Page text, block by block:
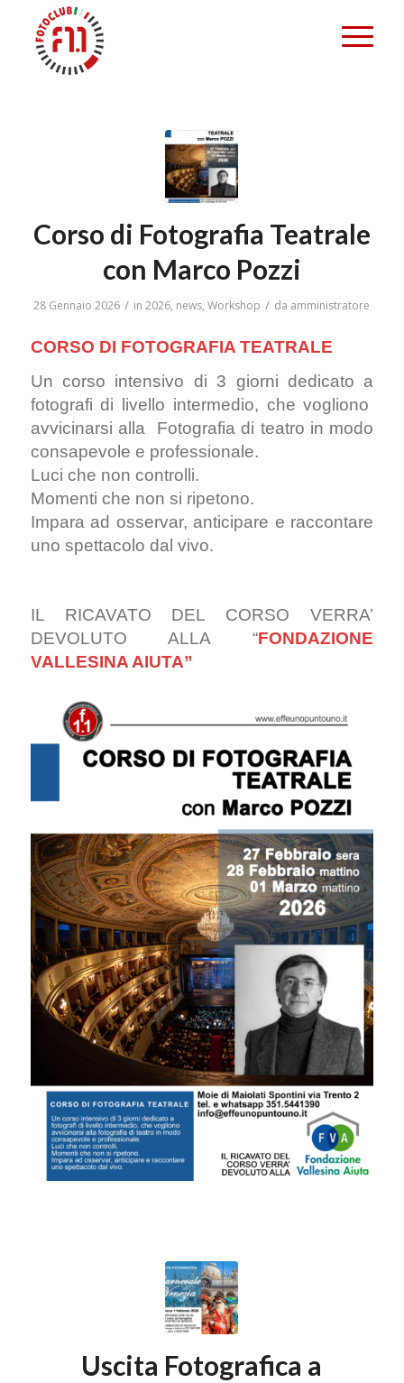
Corso di Fotografia Teatrale
con Marco Pozzi
28 Gennaio 2026 / in2026, news,Workshop / da amministratore
CORSO DI FOTOGRAFIA TEATRALE
Un corso intensivo di 3 giorni dedicato a
fotografi di livello intermedio, che vogliono
avvicinarsi alla Fotografia di teatro in modo
consapevole e professionale.
Luci che non controlli.
Momenti che non si ripetono.
Impara ad osservar, anticipare e raccontare
uno spettacolo dal vivo.
IL RICAVATO DEL CORSO VERRA’
DEVOLUTO ALLA “FONDAZIONE
VALLESINA AIUTA”
Uscita Fotografica a